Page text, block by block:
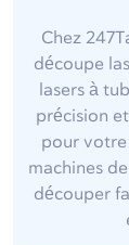
Chez
découpe
lasers à
précision
pour
machines
découper